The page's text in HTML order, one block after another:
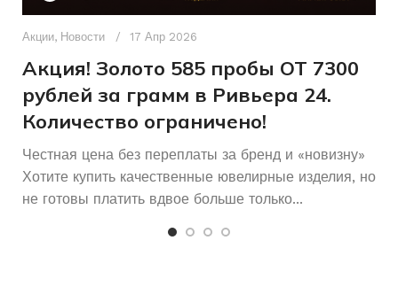
СОСТОЯНИЕ
Акции, Новости 17 Апр 2026
Акция! Золото 585 пробы ОТ 7300
рублей за грамм в Ривьера 24.
Количество ограничено!
Честная цена без переплаты за бренд и «новизну»
Хотите купить качественные ювелирные изделия, но
не готовы платить вдвое больше только...